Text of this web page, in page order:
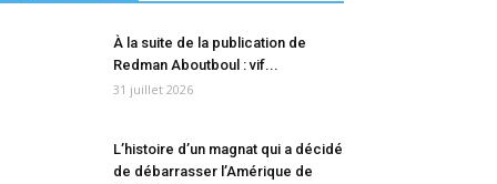
À la suite de la publication de
Redman Aboutboul : vif...
31 juillet 2026
L’histoire d’un magnat qui a décidé
de débarrasser l’Amérique de